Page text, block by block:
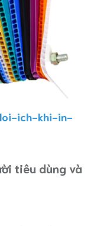
ich-khi-in-
tiêu dùng và